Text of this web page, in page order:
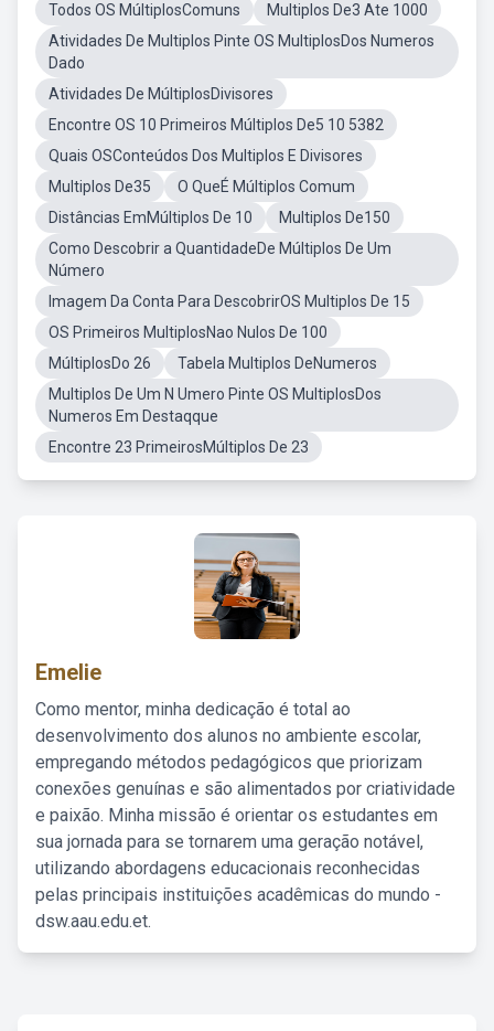
Todos OS MúltiplosComuns
Multiplos De3 Ate 1000
Atividades De Multiplos Pinte OS MultiplosDos Numeros
Dado
Atividades De MúltiplosDivisores
Encontre OS 10 Primeiros Múltiplos De5 10 5382
Quais OSConteúdos Dos Multiplos E Divisores
Multiplos De35
O QueÉ Múltiplos Comum
Distâncias EmMúltiplos De 10
Multiplos De150
Como Descobrir a QuantidadeDe Múltiplos De Um
Número
Imagem Da Conta Para DescobrirOS Multiplos De 15
OS Primeiros MultiplosNao Nulos De 100
MúltiplosDo 26
Tabela Multiplos DeNumeros
Multiplos De Um N Umero Pinte OS MultiplosDos
Numeros Em Destaqque
Encontre 23 PrimeirosMúltiplos De 23
Emelie
Como mentor, minha dedicação é total ao
desenvolvimento dos alunos no ambiente escolar,
empregando métodos pedagógicos que priorizam
conexões genuínas e são alimentados por criatividade
e paixão. Minha missão é orientar os estudantes em
sua jornada para se tornarem uma geração notável,
utilizando abordagens educacionais reconhecidas
pelas principais instituições acadêmicas do mundo -
dsw.aau.edu.et.